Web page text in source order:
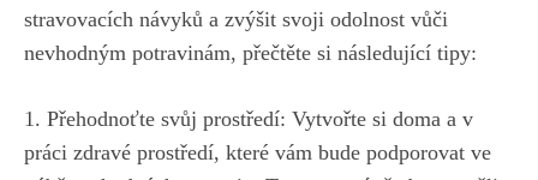
stravovacích návyků a zvýšit svoji ​odolnost vůči
nevhodným potravinám,​ přečtěte​ si následující tipy:
1. Přehodnoťte svůj prostředí: Vytvořte si doma a v
práci zdravé‌ prostředí, které vám ‍bude podporovat ve